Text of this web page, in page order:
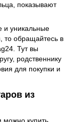
показывают
и уникальные
то обращайтесь в
Тут вы
родственнику
для покупки и
из
можно купить